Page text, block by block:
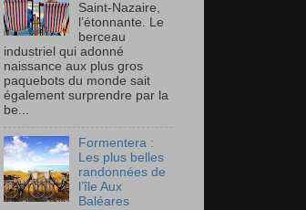
Saint-Nazaire,
l’étonnante. Le
berceau
industriel qui adonné
naissance aux plus gros
paquebots du monde sait
également surprendre par la
be...
Formentera :
Les plus belles
randonnées de
l’île Aux
Baléares